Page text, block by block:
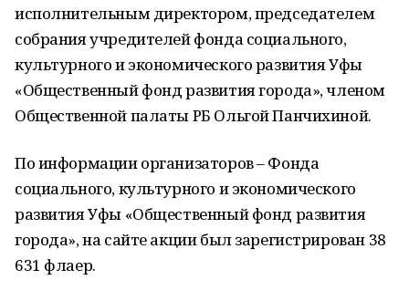
исполнительным директором, председателем
собрания учредителей фонда социального,
культурного и экономического развития Уфы
«Общественный фонд развития города», членом
Общественной палаты РБ Ольгой Панчихиной.
По информации организаторов – Фонда
социального, культурного и экономического
развития Уфы «Общественный фонд развития
города», на сайте акции был зарегистрирован 38
631 флаер.